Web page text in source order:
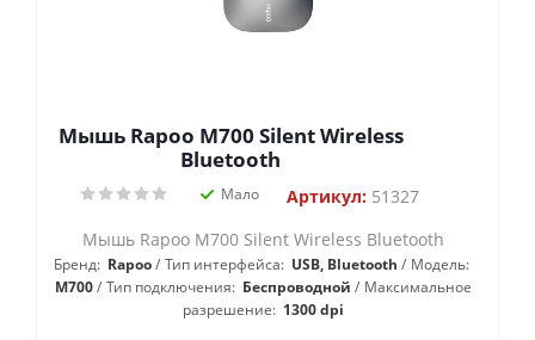
Мышь Rapoo M700 Silent Wireless
Bluetooth
Мало Артикул:51327
Мышь Rapoo M700 Silent Wireless Bluetooth
Бренд: Rapoo Тип интерфейса: USB, Bluetooth
Модель:
М700
Тип подключения: Беспроводной
Максимальное
разрешение: 1300 dpi